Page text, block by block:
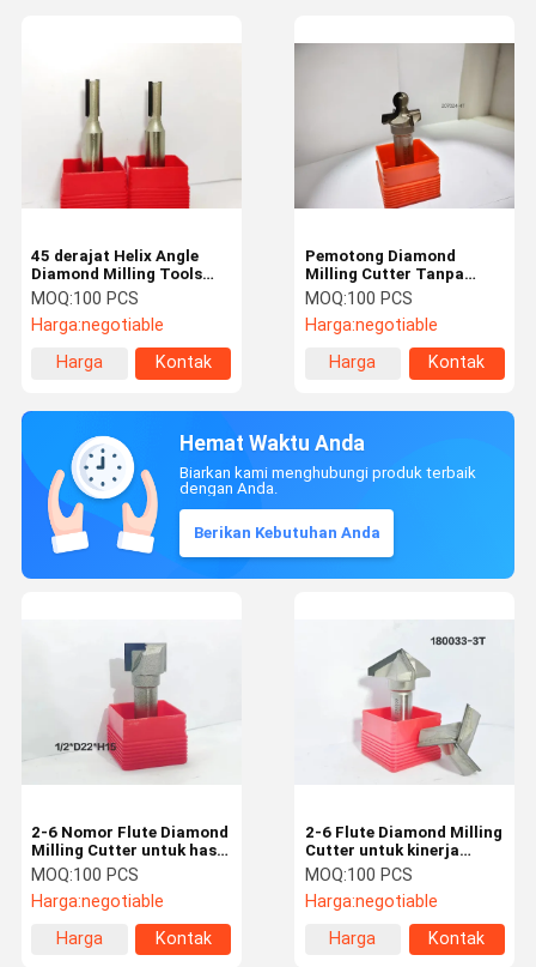
45 derajat Helix Angle
Diamond Milling Tools
tahan korosi untuk
pemotongan jangka
panjang
MOQ:100 PCS
Harga:negotiable
Harga
Kontak
Pemotong Diamond
Milling Cutter Tanpa
Lapisan Untuk Industri
Konstruksi / Aerospace
MOQ:100 PCS
Harga:negotiable
Harga
Kontak
Hemat Waktu Anda
Biarkan kami menghubungi produk terbaik
dengan Anda.
Berikan Kebutuhan Anda
2-6 Flute Diamond Milling
Cutter untuk kinerja
penggilingan yang tepat
MOQ:100 PCS
Harga:negotiable
Harga
Kontak
2-6 Nomor Flute Diamond
Milling Cutter untuk hasil
yang halus dan akurat
MOQ:100 PCS
Harga:negotiable
Harga
Kontak